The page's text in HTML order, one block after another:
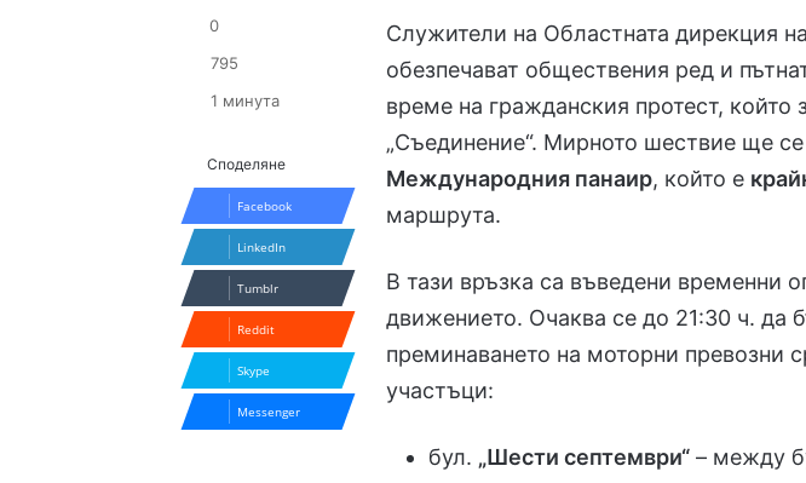
Служители на Областната дирекция
обезпечават обществения ред и
време на гражданския протест, който
„Съединение“. Мирното шествие ще
Международния панаир, който е
маршрута.
В тази връзка са въведени временни
движението. Очаква се до 21:30 ч. да
преминаването на моторни превозни
участъци:
бул. „Шести септември“ – между
0
795
1 минута
Споделяне
Facebook
LinkedIn
Tumblr
Reddit
Skype
Messenger